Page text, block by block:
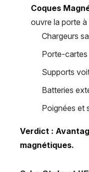
Coques
ouvre la porte à
Chargeurs
Porte-cartes
Supports
Batteries
Poignées et
Verdict :
magnétiques.